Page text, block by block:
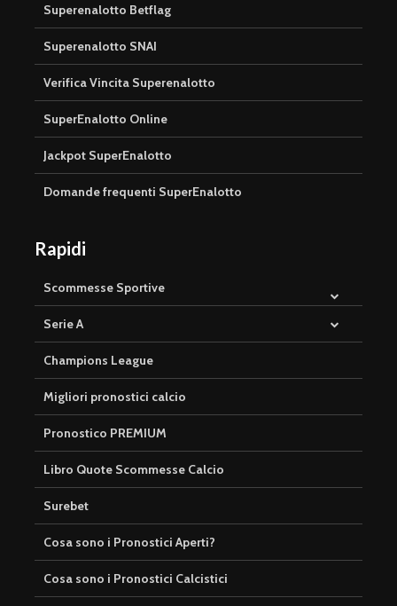
Superenalotto Betflag
Superenalotto SNAI
Verifica Vincita Superenalotto
SuperEnalotto Online
Jackpot SuperEnalotto
Domande frequenti SuperEnalotto
Rapidi
Scommesse Sportive
Serie A
Champions League
Migliori pronostici calcio
Pronostico PREMIUM
Libro Quote Scommesse Calcio
Surebet
Cosa sono i Pronostici Aperti?
Cosa sono i Pronostici Calcistici